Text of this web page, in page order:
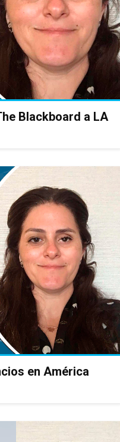
Blackboard a LA
en América